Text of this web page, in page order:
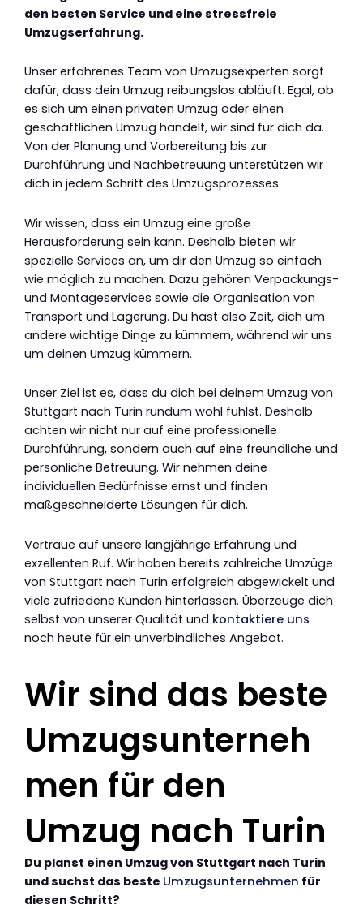
den besten Service und eine stressfreie
Umzugserfahrung.
Unser erfahrenes Team von Umzugsexperten sorgt
dafür, dass dein Umzug reibungslos abläuft. Egal, ob
es sich um einen privaten Umzug oder einen
geschäftlichen Umzug handelt, wir sind für dich da.
Von der Planung und Vorbereitung bis zur
Durchführung und Nachbetreuung unterstützen wir
dich in jedem Schritt des Umzugsprozesses.
Wir wissen, dass ein Umzug eine große
Herausforderung sein kann. Deshalb bieten wir
spezielle Services an, um dir den Umzug so einfach
wie möglich zu machen. Dazu gehören Verpackungs-
und Montageservices sowie die Organisation von
Transport und Lagerung. Du hast also Zeit, dich um
andere wichtige Dinge zu kümmern, während wir uns
um deinen Umzug kümmern.
Unser Ziel ist es, dass du dich bei deinem Umzug von
Stuttgart nach Turin rundum wohl fühlst. Deshalb
achten wir nicht nur auf eine professionelle
Durchführung, sondern auch auf eine freundliche und
persönliche Betreuung. Wir nehmen deine
individuellen Bedürfnisse ernst und finden
maßgeschneiderte Lösungen für dich.
Vertraue auf unsere langjährige Erfahrung und
exzellenten Ruf. Wir haben bereits zahlreiche Umzüge
von Stuttgart nach Turin erfolgreich abgewickelt und
viele zufriedene Kunden hinterlassen. Überzeuge dich
selbst von unserer Qualität und kontaktiere uns
noch heute für ein unverbindliches Angebot.
Wir sind das beste
Umzugsunterneh
men für den
Umzug nach Turin
Du planst einen Umzug von Stuttgart nach Turin
und suchst das beste Umzugsunternehmen für
diesen Schritt?